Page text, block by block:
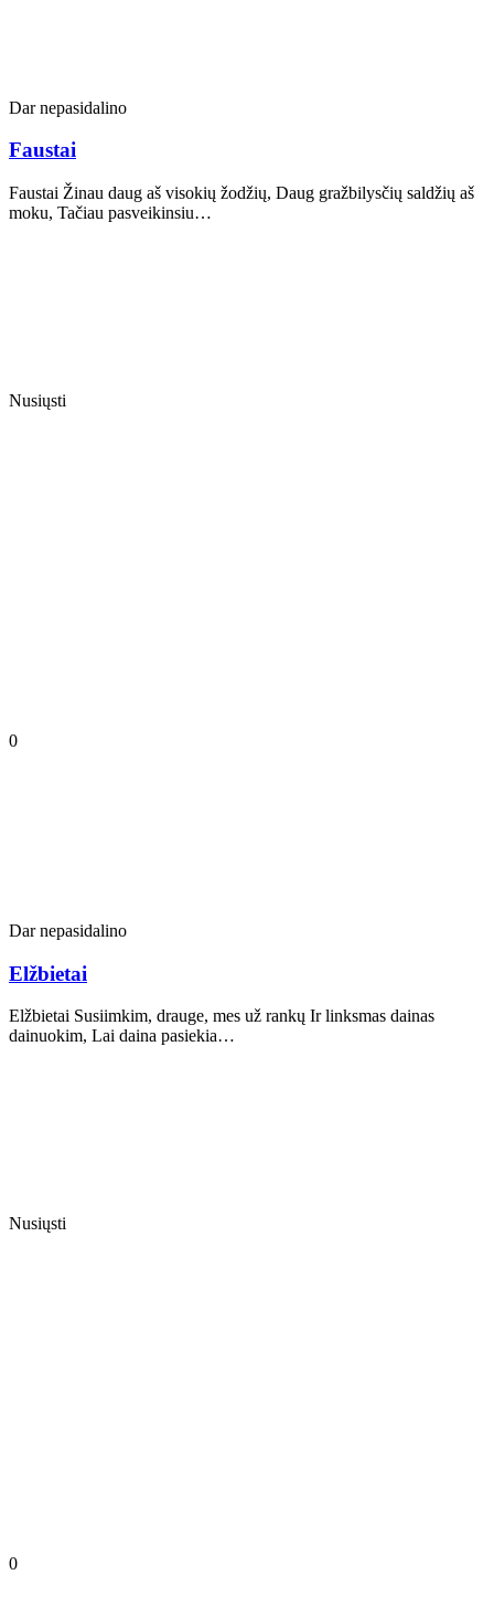
Dar nepasidalino
Faustai
Faustai Žinau daug aš visokių žodžių, Daug gražbilysčių saldžių aš
moku, Tačiau pasveikinsiu…
Nusiųsti
0
Dar nepasidalino
Elžbietai
Elžbietai Susiimkim, drauge, mes už rankų Ir linksmas dainas
dainuokim, Lai daina pasiekia…
Nusiųsti
0